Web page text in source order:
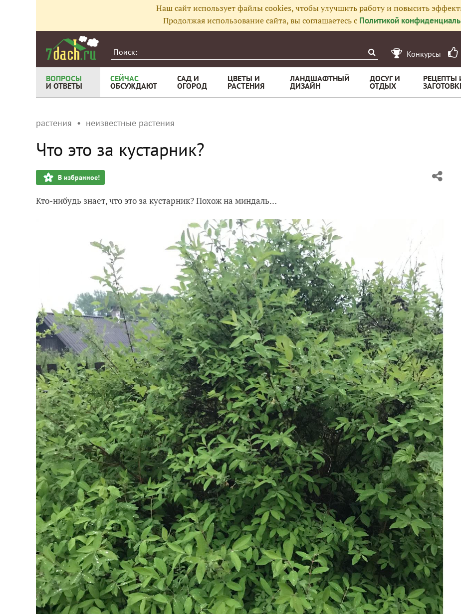
Наш сайт использует файлы cookies, чтобы улучшить работу и повысить
Продолжая использование сайта, вы соглашаетесь с Политикой
Конкурсы
ВОПРОСЫ
И ОТВЕТЫ
СЕЙЧАС
ОБСУЖДАЮТ
САД И
ОГОРОД
ЦВЕТЫ И
РАСТЕНИЯ
ЛАНДШАФТНЫЙ
ДИЗАЙН
ДОСУГ И
ОТДЫХ
РЕЦЕПТЫ
растения неизвестные растения
Что это за кустарник?
В избранное!
Кто-нибудь знает, что это за кустарник? Похож на миндаль…